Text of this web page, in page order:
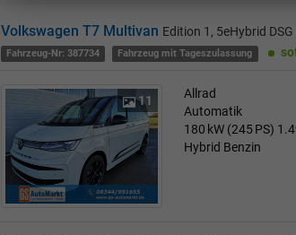
Volkswagen T7 Multivan Edition 1, 5eHybrid
Fahrzeug-Nr: 387734 Fahrzeug mit Tageszulassung
11
Allrad
Automatik
180 kW (245 PS)
Hybrid Benzin